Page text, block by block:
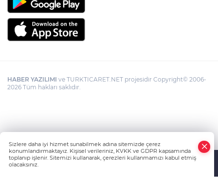
HABER YAZILIMI ve TURKTICARET.NET projesidir Copyright© 2006-
2026 Tüm hakları saklıdır.
Sizlere daha iyi hizmet sunabilmek adına sitemizde çerez
konumlandırmaktayız. Kişisel verileriniz, KVKK ve GDPR kapsamında
toplanıp işlenir. Sitemizi kullanarak, çerezleri kullanmamızı kabul etmiş
olacaksınız.